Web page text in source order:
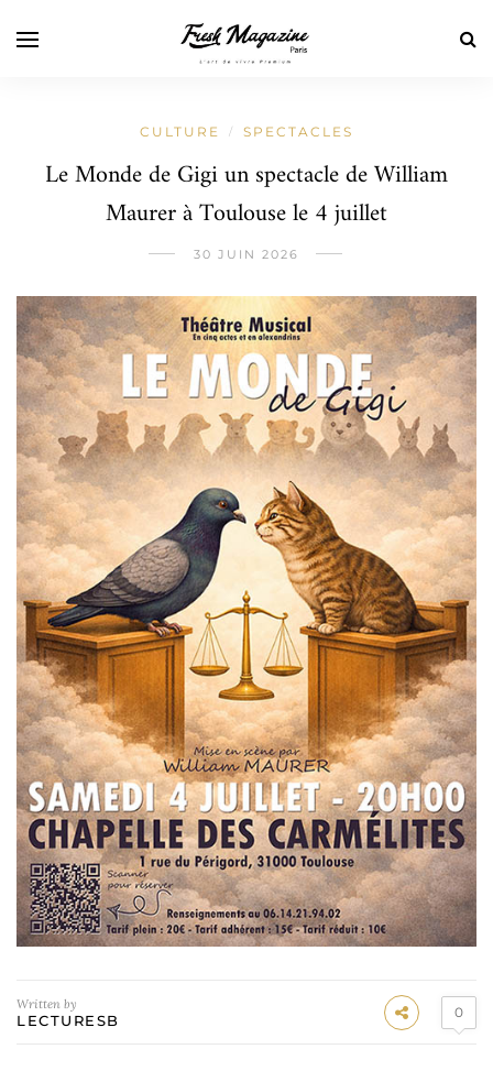
CULTURE / SPECTACLES
Le Monde de Gigi un spectacle de William
Maurer à Toulouse le 4 juillet
30 JUIN 2026
Written by
LECTURESB 0